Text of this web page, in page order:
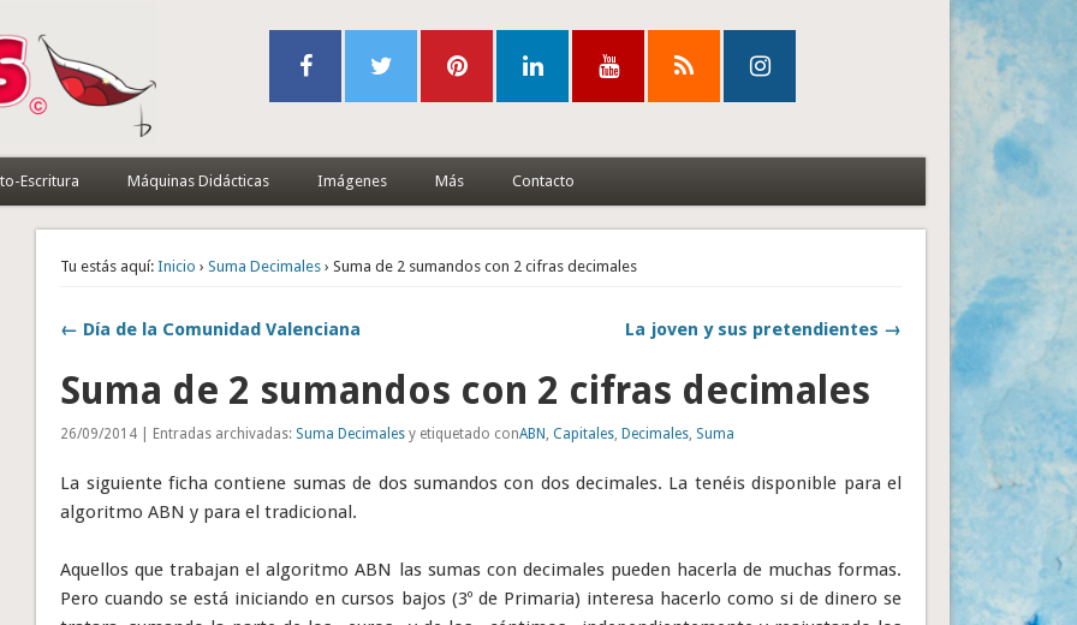
Escritura Máquinas Didácticas Imágenes Más Contacto
Tu estás aquí: Inicio ›Suma Decimales › Suma de 2 sumandos con 2 cifras decimales
← Día de la Comunidad Valenciana La joven y sus pretendientes →
Suma de 2 sumandos con 2 cifras decimales
26/09/2014 | Entradas archivadas: Suma Decimales y etiquetado conABN,Capitales,Decimales, Suma
La siguiente ficha contiene sumas de dos sumandos con dos decimales. La tenéis disponible para el
algoritmo ABN y para el tradicional.
Aquellos que trabajan el algoritmo ABN las sumas con decimales pueden hacerla de muchas formas.
Pero cuando se está iniciando en cursos bajos (3º de Primaria) interesa hacerlo como si de dinero se